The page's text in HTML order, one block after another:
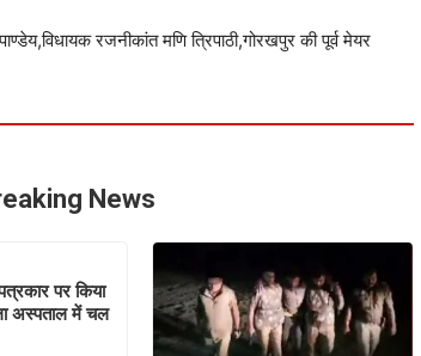
रजनीकांत मणि त्रिपाठी,गोरखपुर की पूर्व मेयर
News
पर किया
अस्पताल में चल